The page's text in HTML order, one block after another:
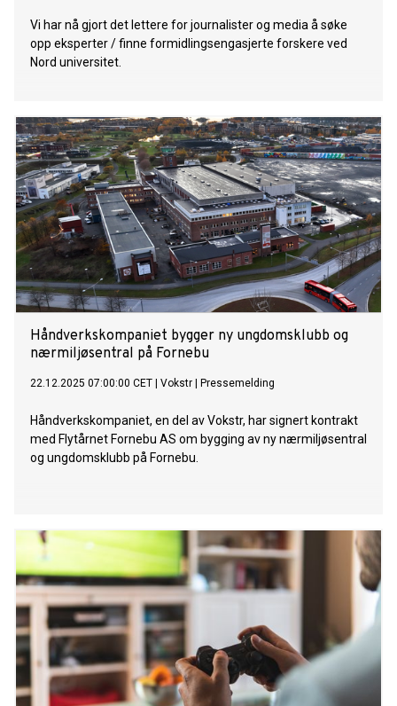
Vi har nå gjort det lettere for journalister og media å søke
opp eksperter / finne formidlingsengasjerte forskere ved
Nord universitet.
Håndverkskompaniet bygger ny ungdomsklubb og
nærmiljøsentral på Fornebu
22.12.2025 07:00:00 CET Vokstr Pressemelding
Håndverkskompaniet, en del av Vokstr, har signert kontrakt
med Flytårnet Fornebu AS om bygging av ny nærmiljøsentral
og ungdomsklubb på Fornebu.